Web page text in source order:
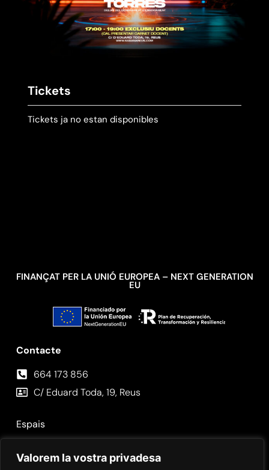
Valorem la vostra privadesa
Tickets
Tickets ja no estan disponibles
Espais
Contacte
664 173 856⁣
C/ Eduard Toda, 19, Reus
FINANÇAT PER LA UNIÓ EUROPEA – NEXT GENERATION
EU